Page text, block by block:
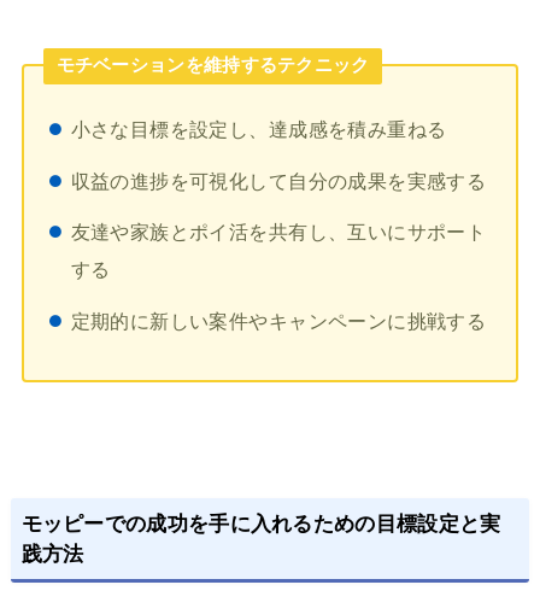
モチベーションを維持するテクニック
小さな目標を設定し、達成感を積み重ねる
収益の進捗を可視化して自分の成果を実感する
友達や家族とポイ活を共有し、互いにサポート
する
定期的に新しい案件やキャンペーンに挑戦する
モッピーでの成功を手に入れるための目標設定と実
践方法